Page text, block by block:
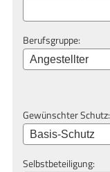
Berufsgruppe:
Gewünschter Schutz:
Selbstbeteiligung: